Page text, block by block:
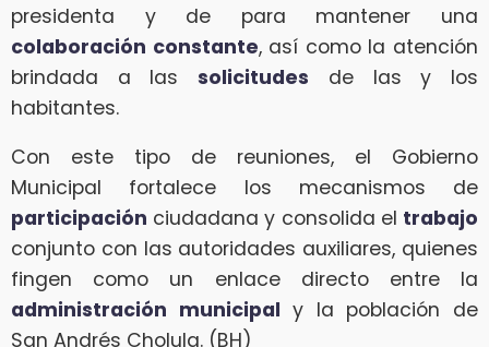
presidenta y de para mantener una
colaboración constante, así como la atención
brindada a lassolicitudes de las y los
habitantes.
Con este tipo de reuniones, el Gobierno
Municipal fortalece los mecanismos de
participación ciudadana y consolida el trabajo
conjunto con las autoridades auxiliares, quienes
fingen como un enlace directo entre la
administración municipal y la población de
San Andrés Cholula. (BH)